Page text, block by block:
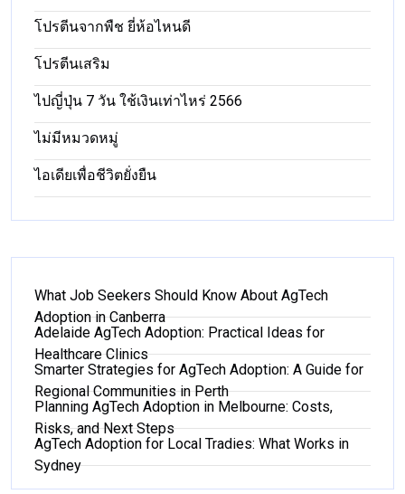
โปรตีนจากพืช ยี่ห้อไหนดี
โปรตีนเสริม
ไปญี่ปุ่น 7 วัน ใช้เงินเท่าไหร่ 2566
ไม่มีหมวดหมู่
ไอเดียเพื่อชีวิตยั่งยืน
What Job Seekers Should Know About AgTech
Adoption in Canberra
Adelaide AgTech Adoption: Practical Ideas for
Healthcare Clinics
Smarter Strategies for AgTech Adoption: A Guide for
Regional Communities in Perth
Planning AgTech Adoption in Melbourne: Costs,
Risks, and Next Steps
AgTech Adoption for Local Tradies: What Works in
Sydney